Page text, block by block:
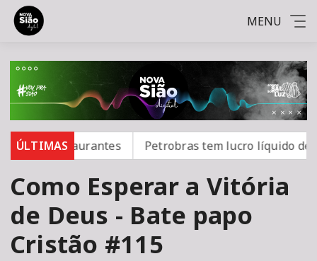
MENU
ÚLTIMAS
e restaurantes Petrobras tem lucro líquido de
Como Esperar a Vitória
de Deus - Bate papo
Cristão #115